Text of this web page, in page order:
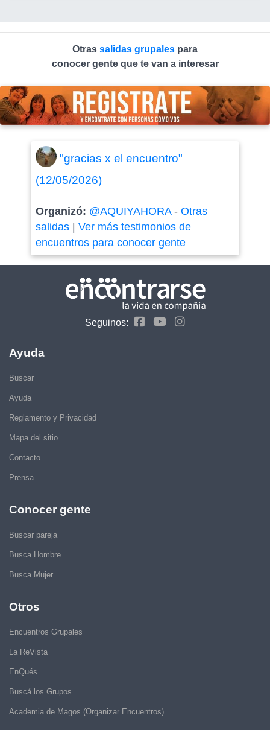
Otras salidas grupales para
conocer gente que te van a interesar
"gracias x el encuentro"
(12/05/2026)
Organizó: @AQUIYAHORA- Otras
salidas| Ver más testimonios de
encuentros para conocer gente
Seguinos:
Ayuda
Buscar
Ayuda
Reglamento y Privacidad
Mapa del sitio
Contacto
Prensa
Conocer gente
Buscar pareja
Busca Hombre
Busca Mujer
Otros
Encuentros Grupales
La ReVista
EnQués
Buscá los Grupos
Academia de Magos (Organizar Encuentros)